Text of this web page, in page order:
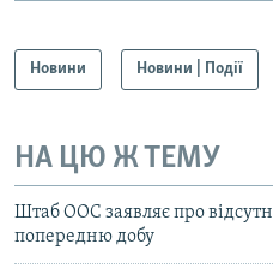
Новини Новини | Події
НА ЦЮ Ж ТЕМУ
Штаб ООС заявляє про
попередню добу